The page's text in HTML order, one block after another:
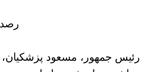
رئیس جمهور، مسعود پزشکیان،